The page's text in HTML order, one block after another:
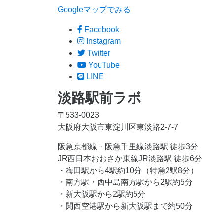
Googleマップでみる
Facebook
Instagram
Twitter
YouTube
LINE
淡路駅前ラボ
〒533-0023
大阪府大阪市東淀川区東淡路2-7-7
阪急京都線・阪急千里線淡路駅 徒歩3分
JR西日本おおさか東線JR淡路駅 徒歩6分
・梅田駅から4駅約10分（特急2駅8分）
・南方駅・西中島南方駅から2駅約5分
・新大阪駅から2駅約5分
・関西空港駅から新大阪駅まで約50分